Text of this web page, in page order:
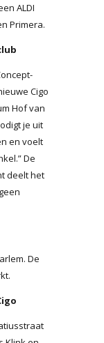
ALDI
Primera.
Cigo
Hof van
je uit
en voelt
De
deelt het
De